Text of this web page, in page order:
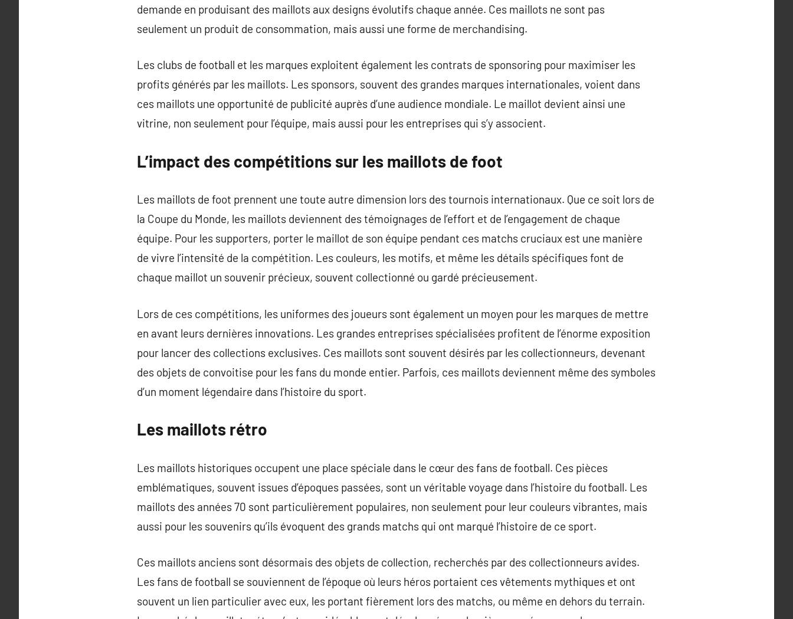
demande en produisant des maillots aux designs évolutifs chaque année. Ces maillots ne sont pas
seulement un produit de consommation, mais aussi une forme de merchandising.
Les clubs de football et les marques exploitent également les contrats de sponsoring pour maximiser les
profits générés par les maillots. Les sponsors, souvent des grandes marques internationales, voient dans
ces maillots une opportunité de publicité auprès d’une audience mondiale. Le maillot devient ainsi une
vitrine, non seulement pour l’équipe, mais aussi pour les entreprises qui s’y associent.
L’impact des compétitions sur les maillots de foot
Les maillots de foot prennent une toute autre dimension lors des tournois internationaux. Que ce soit lors de
la Coupe du Monde, les maillots deviennent des témoignages de l’effort et de l’engagement de chaque
équipe. Pour les supporters, porter le maillot de son équipe pendant ces matchs cruciaux est une manière
de vivre l’intensité de la compétition. Les couleurs, les motifs, et même les détails spécifiques font de
chaque maillot un souvenir précieux, souvent collectionné ou gardé précieusement.
Lors de ces compétitions, les uniformes des joueurs sont également un moyen pour les marques de mettre
en avant leurs dernières innovations. Les grandes entreprises spécialisées profitent de l’énorme exposition
pour lancer des collections exclusives. Ces maillots sont souvent désirés par les collectionneurs, devenant
des objets de convoitise pour les fans du monde entier. Parfois, ces maillots deviennent même des symboles
d’un moment légendaire dans l’histoire du sport.
Les maillots rétro
Les maillots historiques occupent une place spéciale dans le cœur des fans de football. Ces pièces
emblématiques, souvent issues d’époques passées, sont un véritable voyage dans l’histoire du football. Les
maillots des années 70 sont particulièrement populaires, non seulement pour leur couleurs vibrantes, mais
aussi pour les souvenirs qu’ils évoquent des grands matchs qui ont marqué l’histoire de ce sport.
Ces maillots anciens sont désormais des objets de collection, recherchés par des collectionneurs avides.
Les fans de football se souviennent de l’époque où leurs héros portaient ces vêtements mythiques et ont
souvent un lien particulier avec eux, les portant fièrement lors des matchs, ou même en dehors du terrain.